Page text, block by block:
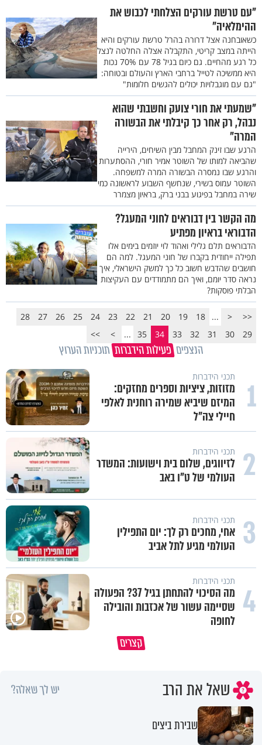
"עם טרשת עורקים הצלחתי לכבוש את
ההימלאיה"
כשאובחנה אצל דרורה בהרל טרשת עורקים והיא
הייתה במצב קריטי, התקבלה אצלה החלטה לנצל
כל רגע מהחיים. גם כיום בגיל 78 עם 70% נכות
היא ממשיכה לטייל ברחבי הארץ והעולם ובטוחה:
"גם עם מוגבלויות יכולים להגשים חלומות"
"שמעתי את חורי צועק וחשבתי שהוא
נבהל, רק אחר כך קיבלתי את הבשורה
המרה"
הרגע שבו זינק המחבל מבין השיחים, הירייה
שהביאה למותו של השוטר אמיר חורי, ההסתערות
והרגע שבו נמסרה הבשורה המרה למשפחה.
השוטר עמוס בשירי, שנחשף השבוע לראשונה כמי
שירה במחבל בפיגוע בבני ברק, בראיון מצמרר
מה הקשר בין דבוראים לחוני המעגל?
הדבוראי בראיון מפתיע
הדבוראים תלם גלילי ואהוד לוי יוזמים בימים אלו
תפילה ייחודית בקברו של חוני המעגל. למה הם
חושבים שהדבש חשוב כל כך למשק הישראלי, איך
נראה סדר יומם, ואיך הם מתמודדים עם העקיצות
הבלתי פוסקות?
<<
<
...
18
19
20
21
22
23
24
25
26
27
28
29
30
31
32
33
34
35
...
>
>>
הנצפים פעילות הידברות תוכניות הערוץ
1 תכני הידברות
מזוזות, ציציות וספרים מחזקים:
המיזם שיביא שמירה רוחנית לאלפי
חיילי צה"ל
2 תכני הידברות
לזיווגים, שלום בית וישועות: המשדר
העולמי של ט"ו באב
3 תכני הידברות
אחי, מחכים רק לך: יום התפילין
העולמי מגיע לתל אביב
4 תכני הידברות
מה הסיכוי להתחתן בגיל 37? הפעולה
שסיימה עשור של אכזבות והובילה
לחופה
קצרים
תעצרו לפני שאתם מוציאים דיבה על
שאל את הרב יש לך שאלה?
שבירת ביצים